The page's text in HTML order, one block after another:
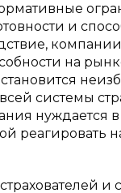
и
на
системы
нуждается
реагировать